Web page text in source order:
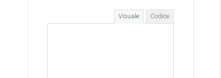
Visuale Codice